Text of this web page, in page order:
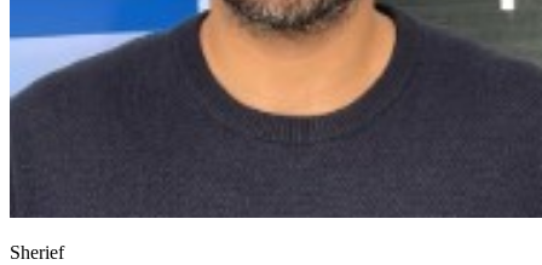
Sherief